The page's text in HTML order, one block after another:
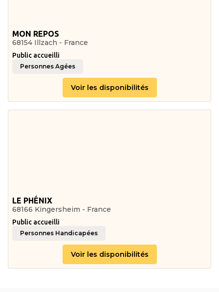
MON REPOS
68154 Illzach - France
Public accueilli
Personnes Agées
Voir les disponibilités
LE PHÉNIX
68166 Kingersheim - France
Public accueilli
Personnes Handicapées
Voir les disponibilités